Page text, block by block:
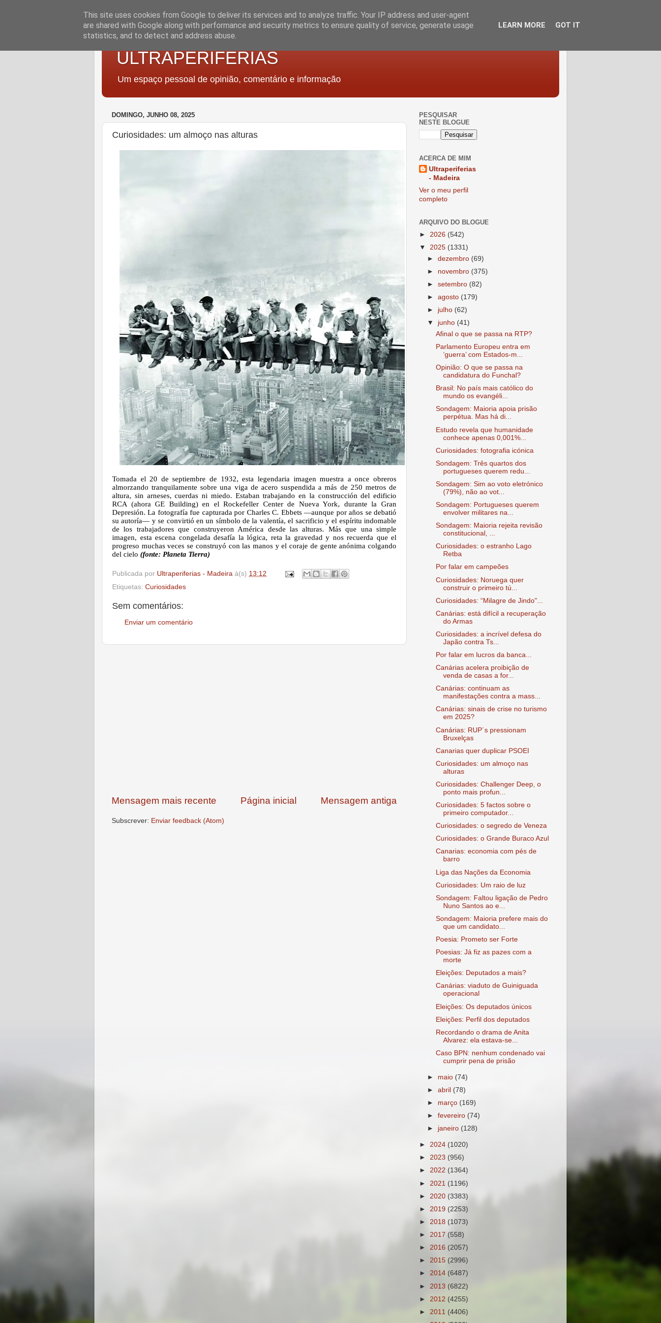
ULTRAPERIFERIAS
Um espaço pessoal de opinião, comentário e informação
DOMINGO, JUNHO 08, 2025
Curiosidades: um almoço nas alturas
Tomada el 20 de septiembre de 1932, esta legendaria imagen muestra a once obreros
almorzando tranquilamente sobre una viga de acero suspendida a más de 250 metros de
altura, sin arneses, cuerdas ni miedo. Estaban trabajando en la construcción del edificio
RCA (ahora GE Building) en el Rockefeller Center de Nueva York, durante la Gran
Depresión. La fotografía fue capturada por Charles C. Ebbets —aunque por años se debatió
su autoría— y se convirtió en un símbolo de la valentía, el sacrificio y el espíritu indomable
de los trabajadores que construyeron América desde las alturas. Más que una simple
imagen, esta escena congelada desafía la lógica, reta la gravedad y nos recuerda que el
progreso muchas veces se construyó con las manos y el coraje de gente anónima colgando
del cielo (fonte: Planeta Tierra)
Publicada por Ultraperiferias - Madeira à(s) 13:12
Etiquetas: Curiosidades
Sem comentários:
Enviar um comentário
Mensagem mais recente Mensagem antiga
Página inicial
Subscrever: Enviar feedback (Atom)
PESQUISAR
NESTE BLOGUE
ACERCA DE MIM
Ultraperiferias
- Madeira
Ver o meu perfil
completo
ARQUIVO DO BLOGUE
► 2026 (542)
▼ 2025 (1331)
►dezembro (69)
► novembro (375)
►setembro (82)
►agosto (179)
► julho (62)
▼ junho (41)
Afinal o que se passa na RTP?
Parlamento Europeu entra em
‘guerra’ com Estados-m...
Opinião: O que se passa na
candidatura do Funchal?
Brasil: No país mais católico do
mundo os evangéli...
Sondagem: Maioria apoia prisão
perpétua. Mas há di...
Estudo revela que humanidade
conhece apenas 0,001%...
Curiosidades: fotografia icónica
Sondagem: Três quartos dos
portugueses querem redu...
Sondagem: Sim ao voto eletrónico
(79%), não ao vot...
Sondagem: Portugueses querem
envolver militares na...
Sondagem: Maioria rejeita revisão
constitucional, ...
Curiosidades: o estranho Lago
Retba
Por falar em campeões
Curiosidades: Noruega quer
construir o primeiro tú...
Curiosidades: “Milagre de Jindo"...
Canárias: está difícil a recuperação
do Armas
Curiosidades: a incrível defesa do
Japão contra Ts...
Por falar em lucros da banca...
Canárias acelera proibição de
venda de casas a for...
Canárias: continuam as
manifestações contra a mass...
Canárias: sinais de crise no turismo
em 2025?
Canárias: RUP´s pressionam
Bruxelças
Canarias quer duplicar PSOEI
Curiosidades: um almoço nas
alturas
Curiosidades: Challenger Deep, o
ponto mais profun...
Curiosidades: 5 factos sobre o
primeiro computador...
Curiosidades: o segredo de Veneza
Curiosidades: o Grande Buraco Azul
Canarias: economia com pés de
barro
Liga das Nações da Economia
Curiosidades: Um raio de luz
Sondagem: Faltou ligação de Pedro
Nuno Santos ao e...
Sondagem: Maioria prefere mais do
que um candidato...
Poesia: Prometo ser Forte
Poesias: Já fiz as pazes com a
morte
Eleições: Deputados a mais?
Canárias: viaduto de Guiniguada
operacional
Eleições: Os deputados únicos
Eleições: Perfil dos deputados
Recordando o drama de Anita
Alvarez: ela estava-se...
Caso BPN: nenhum condenado vai
cumprir pena de prisão
► maio (74)
►abril (78)
► março (169)
►fevereiro (74)
► janeiro (128)
► 2024 (1020)
► 2023 (956)
► 2022 (1364)
► 2021 (1196)
► 2020 (3383)
► 2019 (2253)
► 2018 (1073)
► 2017 (558)
► 2016 (2057)
► 2015 (2996)
► 2014 (6487)
► 2013 (6822)
► 2012 (4255)
► 2011 (4406)
This site uses cookies from Google to deliver its services and to analyze traffic. Your IP address and user-agent
are shared with Google along with performance and security metrics to ensure quality of service, generate usage
statistics, and to detect and address abuse.
LEARN MORE GOT IT